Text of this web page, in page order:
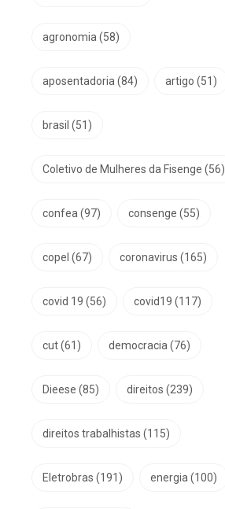
agronomia (58)
aposentadoria (84) artigo (51)
brasil (51)
Coletivo de Mulheres da Fisenge (56)
confea (97) consenge (55)
copel (67) coronavirus (165)
covid 19 (56) covid19 (117)
cut(61) democracia (76)
Dieese (85) direitos (239)
direitos trabalhistas (115)
Eletrobras (191) energia (100)